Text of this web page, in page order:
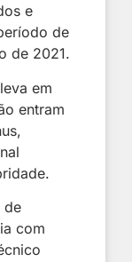
e
de
de 2021.
em
entram
de
com